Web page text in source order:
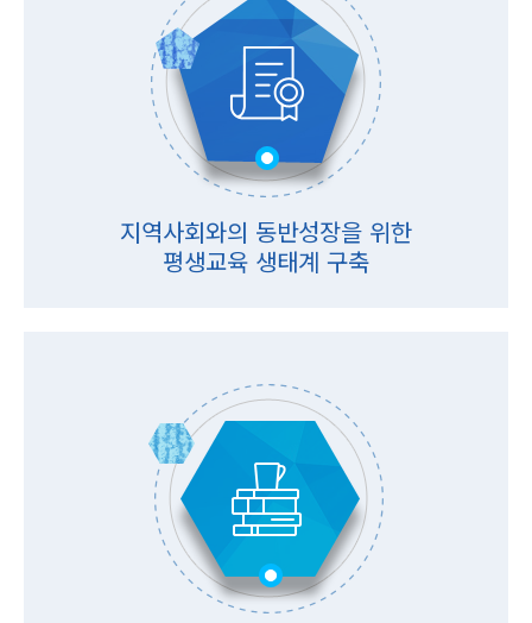
지역사회와의 동반성장을 위한
평생교육 생태계 구축